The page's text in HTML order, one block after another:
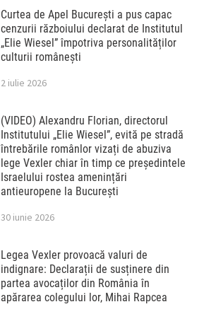
Curtea de Apel București a pus capac
cenzurii războiului declarat de Institutul
„Elie Wiesel” împotriva personalităților
culturii românești
2 iulie 2026
(VIDEO) Alexandru Florian, directorul
Institutului „Elie Wiesel”, evită pe stradă
întrebările românlor vizați de abuziva
lege Vexler chiar în timp ce președintele
Israelului rostea amenințări
antieuropene la București
30 iunie 2026
Legea Vexler provoacă valuri de
indignare: Declarații de susținere din
partea avocaților din România în
apărarea colegului lor, Mihai Rapcea